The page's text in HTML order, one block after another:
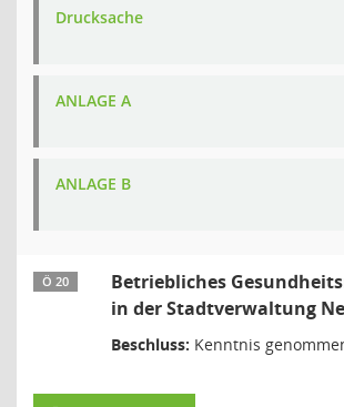
Drucksache
ANLAGE A
ANLAGE B
Ö 20
Betriebliches
in der Stadtverwaltung
Beschluss: Kenntnis